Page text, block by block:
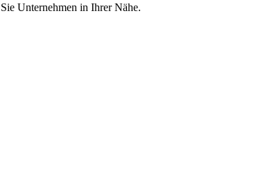
Unternehmen in Ihrer Nähe.